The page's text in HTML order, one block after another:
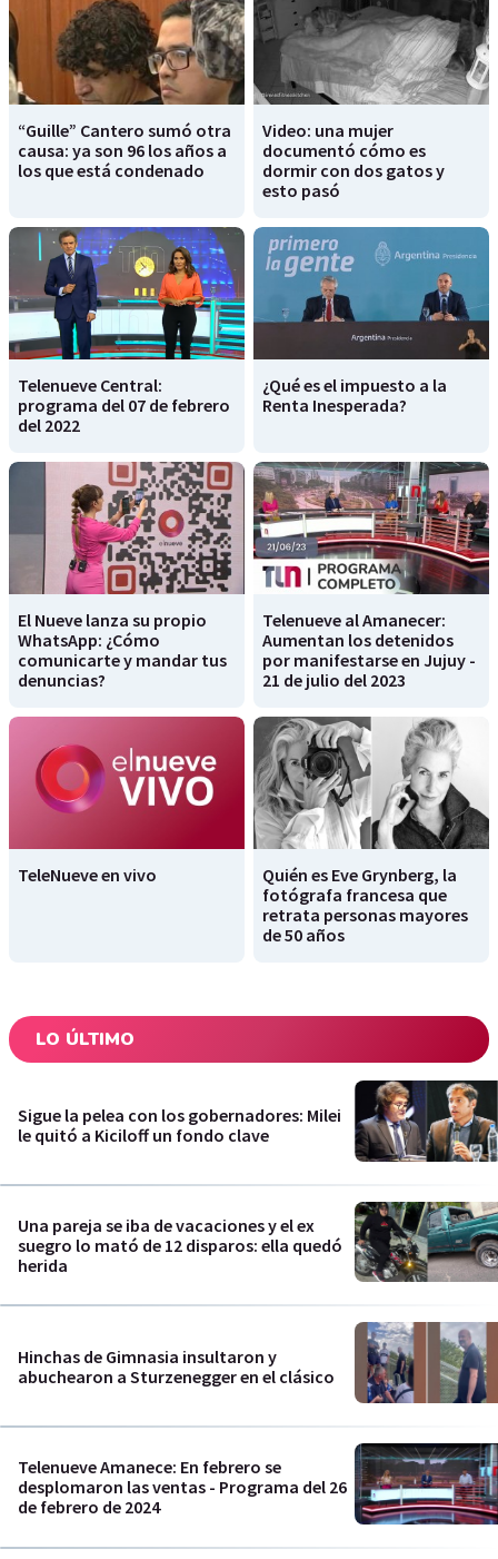
“Guille” Cantero sumó otra
causa: ya son 96 los años a
los que está condenado
Video: una mujer
documentó cómo es
dormir con dos gatos y
esto pasó
Telenueve Central:
programa del 07 de febrero
del 2022
¿Qué es el impuesto a la
Renta Inesperada?
El Nueve lanza su propio
WhatsApp: ¿Cómo
comunicarte y mandar tus
denuncias?
Telenueve al Amanecer:
Aumentan los detenidos
por manifestarse en Jujuy -
21 de julio del 2023
TeleNueve en vivo
Quién es Eve Grynberg, la
fotógrafa francesa que
retrata personas mayores
de 50 años
LO ÚLTIMO
Sigue la pelea con los gobernadores: Milei
le quitó a Kiciloff un fondo clave
Una pareja se iba de vacaciones y el ex
suegro lo mató de 12 disparos: ella quedó
herida
Hinchas de Gimnasia insultaron y
abuchearon a Sturzenegger en el clásico
Telenueve Amanece: En febrero se
desplomaron las ventas - Programa del 26
de febrero de 2024